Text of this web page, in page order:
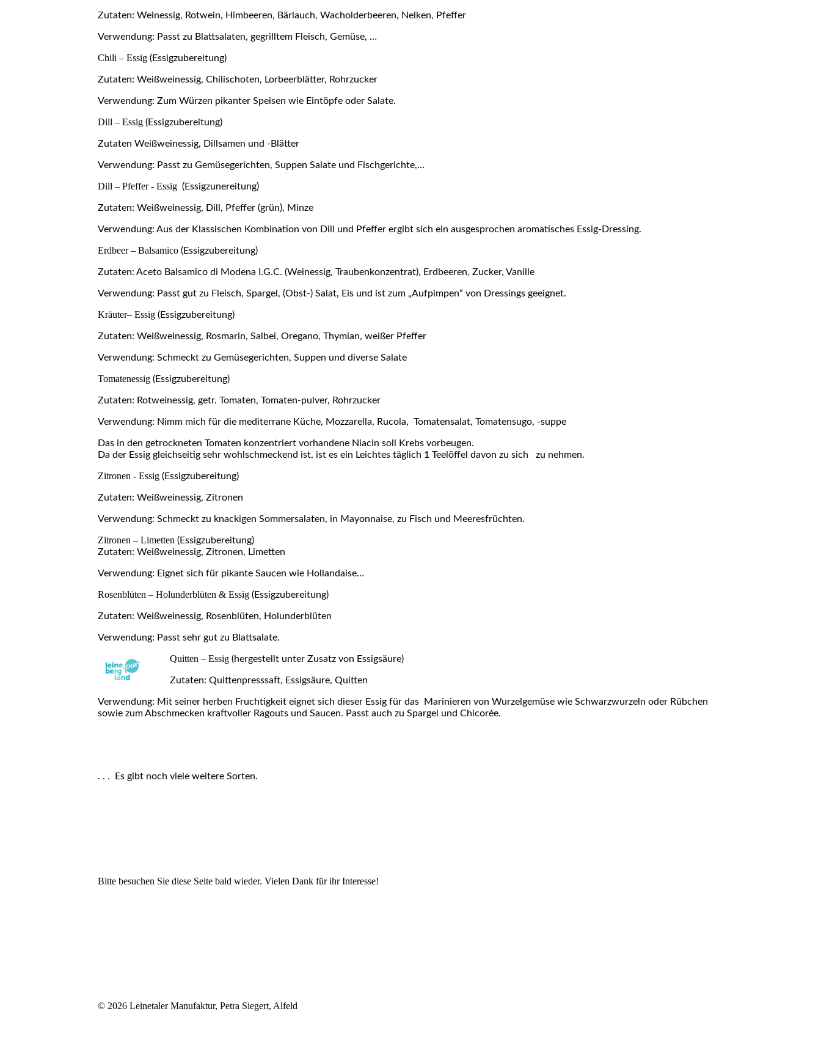
Zutaten: Weinessig, Rotwein, Himbeeren, Bärlauch, Wacholderbeeren, Nelken, Pfeffer
Verwendung: Passt zu Blattsalaten, gegrilltem Fleisch, Gemüse, …
Chili – Essig (Essigzubereitung)
Zutaten: Weißweinessig, Chilischoten, Lorbeerblätter, Rohrzucker
Verwendung: Zum Würzen pikanter Speisen wie Eintöpfe oder Salate.
Dill – Essig (Essigzubereitung)
Zutaten Weißweinessig, Dillsamen und -Blätter
Verwendung: Passt zu Gemüsegerichten, Suppen Salate und Fischgerichte,…
Dill – Pfeffer - Essig (Essigzunereitung)
Zutaten: Weißweinessig, Dill, Pfeffer (grün), Minze
Verwendung: Aus der Klassischen Kombination von Dill und Pfeffer ergibt sich ein ausgesprochen aromatisches Essig-Dressing.
Erdbeer – Balsamico (Essigzubereitung)
Zutaten: Aceto Balsamico di Modena I.G.C. (Weinessig, Traubenkonzentrat), Erdbeeren, Zucker, Vanille
Verwendung: Passt gut zu Fleisch, Spargel, (Obst-) Salat, Eis und ist zum „Aufpimpen“ von Dressings geeignet.
Kräuter– Essig (Essigzubereitung)
Zutaten: Weißweinessig, Rosmarin, Salbei, Oregano, Thymian, weißer Pfeffer
Verwendung: Schmeckt zu Gemüsegerichten, Suppen und diverse Salate
Tomatenessig (Essigzubereitung)
Zutaten: Rotweinessig, getr. Tomaten, Tomaten-pulver, Rohrzucker
Verwendung: Nimm mich für die mediterrane Küche, Mozzarella, Rucola, Tomatensalat, Tomatensugo, -suppe
Das in den getrockneten Tomaten konzentriert vorhandene Niacin soll Krebs vorbeugen.
Da der Essig gleichseitig sehr wohlschmeckend ist, ist es ein Leichtes täglich 1 Teelöffel davon zu sich zu nehmen.
Zitronen - Essig (Essigzubereitung)
Zutaten: Weißweinessig, Zitronen
Verwendung: Schmeckt zu knackigen Sommersalaten, in Mayonnaise, zu Fisch und Meeresfrüchten.
Zitronen – Limetten (Essigzubereitung)
Zutaten: Weißweinessig, Zitronen, Limetten
Verwendung: Eignet sich für pikante Saucen wie Hollandaise…
Rosenblüten – Holunderblüten & Essig (Essigzubereitung)
Zutaten: Weißweinessig, Rosenblüten, Holunderblüten
Verwendung: Passt sehr gut zu Blattsalate.
Quitten – Essig (hergestellt unter Zusatz von Essigsäure)
Zutaten: Quittenpresssaft, Essigsäure, Quitten
Verwendung: Mit seiner herben Fruchtigkeit eignet sich dieser Essig für das Marinieren von Wurzelgemüse wie Schwarzwurzeln oder Rübchen
sowie zum Abschmecken kraftvoller Ragouts und Saucen. Passt auch zu Spargel und Chicorée.
. . . Es gibt noch viele weitere Sorten.
Bitte besuchen Sie diese Seite bald wieder. Vielen Dank für ihr Interesse!
© 2026 Leinetaler Manufaktur, Petra Siegert, Alfeld